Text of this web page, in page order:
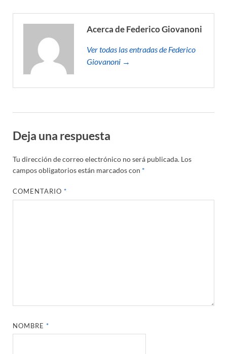
Acerca de Federico Giovanoni
Ver todas las entradas de Federico
Giovanoni →
Deja una respuesta
Tu dirección de correo electrónico no será publicada. Los
campos obligatorios están marcados con *
COMENTARIO*
NOMBRE*